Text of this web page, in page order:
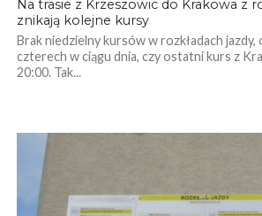
Na trasie z Krzeszowic do Krakowa z
znikają kolejne kursy
Brak niedzielny kursów w rozkładach jazdy,
czterech w ciągu dnia, czy ostatni kurs z
20:00. Tak...